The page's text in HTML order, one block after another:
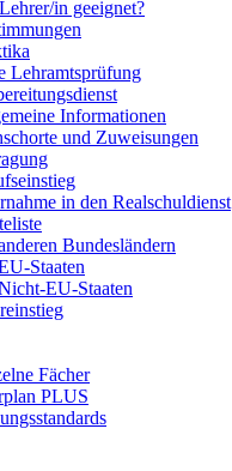
in geeignet?
Lehramtsprüfung
Informationen
und Zuweisungen
in den Realschuldienst
Bundesländern
Staaten
EU-Staaten
Fächer
PLUS